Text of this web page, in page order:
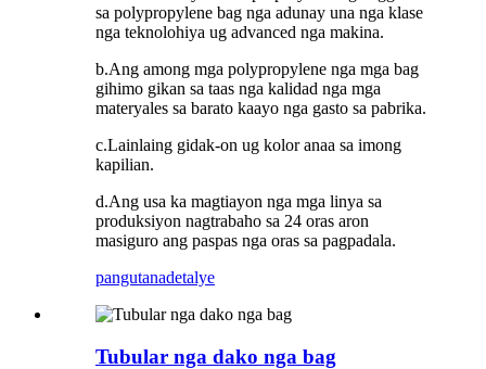
sa polypropylene bag nga adunay una nga klase
nga teknolohiya ug advanced nga makina.
b.Ang among mga polypropylene nga mga bag
gihimo gikan sa taas nga kalidad nga mga
materyales sa barato kaayo nga gasto sa pabrika.
c.Lainlaing gidak-on ug kolor anaa sa imong
kapilian.
d.Ang usa ka magtiayon nga mga linya sa
produksiyon nagtrabaho sa 24 oras aron
masiguro ang paspas nga oras sa pagpadala.
pangutanadetalye
Tubular nga dako nga bag